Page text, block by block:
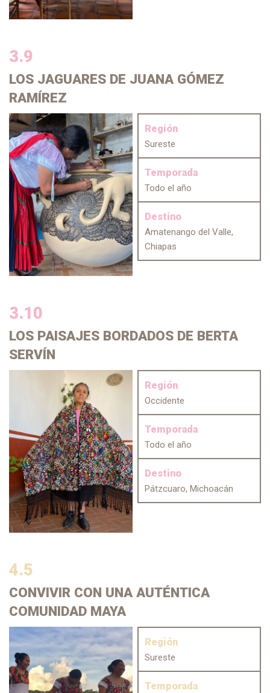
3.9
LOS JAGUARES DE JUANA GÓMEZ
RAMÍREZ
Región
Sureste
Temporada
Todo el año
Destino
Amatenango del Valle,
Chiapas
3.10
LOS PAISAJES BORDADOS DE BERTA
SERVÍN
Región
Occidente
Temporada
Todo el año
Destino
Pátzcuaro, Michoacán
4.5
CONVIVIR CON UNA AUTÉNTICA
COMUNIDAD MAYA
Región
Sureste
Temporada